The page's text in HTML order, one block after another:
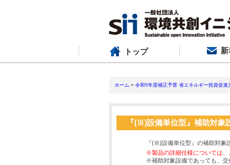
トップ
ホーム > 令和5年度補正予算 省エネルギー投資促進
『(Ⅲ)設備単位型』補助対象
『(Ⅲ)設備単位型』の補助対象
※製品の詳細仕様については、
※補助対象設備であっても、交